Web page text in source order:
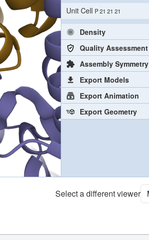
Unit Cell P 21 21 21
Density
Quality Assessment
Assembly Symmetry
Export Models
Export Animation
Export Geometry
Select a different viewer